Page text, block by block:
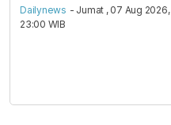
Dailynews - Jumat , 07 Aug 2026,
23:00 WIB